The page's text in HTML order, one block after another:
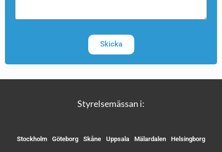
Skicka
Styrelsemässan i:
Stockholm Göteborg Skåne Uppsala Mälardalen Helsingborg